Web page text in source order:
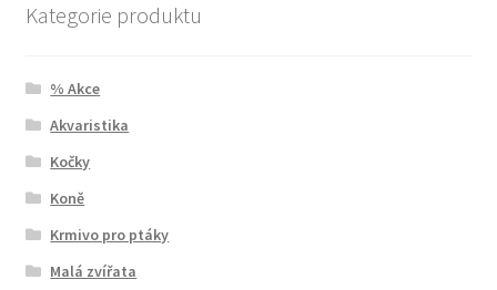
Kategorie produktu
% Akce
Akvaristika
Kočky
Koně
Krmivo pro ptáky
Malá zvířata